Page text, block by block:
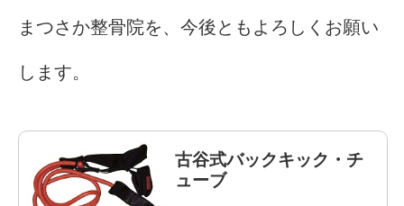
まつさか整骨院を、今後ともよろしくお願い
します。
古谷式バックキック・チ
ューブ